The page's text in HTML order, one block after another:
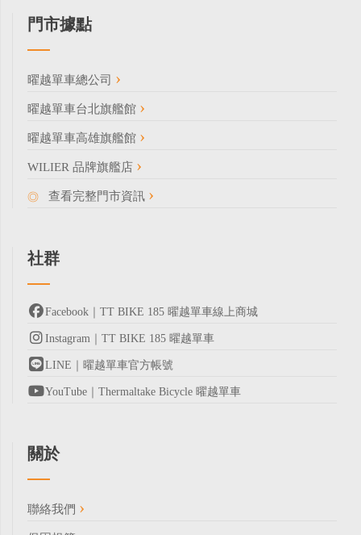
門市據點
曜越單車總公司
曜越單車台北旗艦館
曜越單車高雄旗艦館
WILIER 品牌旗艦店
查看完整門市資訊
社群
Facebook｜TT BIKE 185 曜越單車線上商城
Instagram｜TT BIKE 185 曜越單車
LINE｜曜越單車官方帳號
YouTube｜Thermaltake Bicycle 曜越單車
關於
聯絡我們